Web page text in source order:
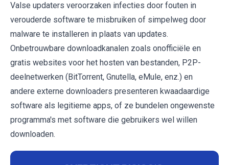
Valse updaters veroorzaken infecties door fouten in
verouderde software te misbruiken of simpelweg door
malware te installeren in plaats van updates.
Onbetrouwbare downloadkanalen zoals onofficiële en
gratis websites voor het hosten van bestanden, P2P-
deelnetwerken (BitTorrent, Gnutella, eMule, enz.) en
andere externe downloaders presenteren kwaadaardige
software als legitieme apps, of ze bundelen ongewenste
programma's met software die gebruikers wel willen
downloaden.